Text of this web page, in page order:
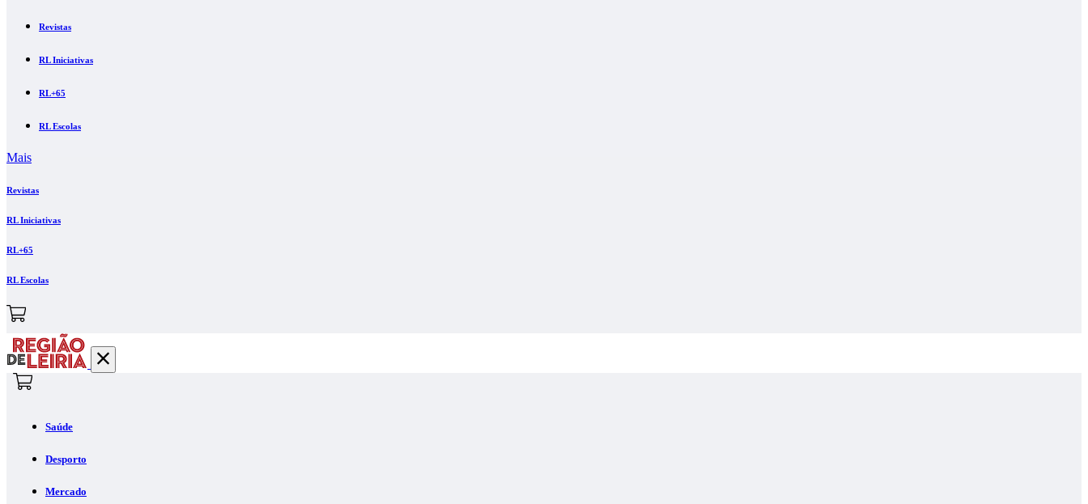
Revistas
RL Iniciativas
RL+65
RL Escolas
Mais
Revistas
RL Iniciativas
RL+65
RL Escolas
Saúde
Desporto
Mercado